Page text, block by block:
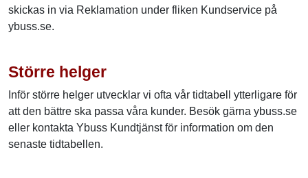
skickas in via Reklamation under fliken Kundservice på
ybuss.se.
Större helger
Inför större helger utvecklar vi ofta vår tidtabell ytterligare för
att den bättre ska passa våra kunder. Besök gärna ybuss.se
eller kontakta Ybuss Kundtjänst för information om den
senaste tidtabellen.